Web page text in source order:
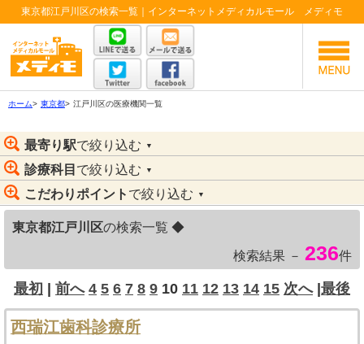
東京都江戸川区の検索一覧｜インターネットメディカルモール メディモ
ホーム> 東京都> 江戸川区の医療機関一覧
最寄り駅で絞り込む ▼
診療科目 で絞り込む ▼
こだわりポイント で絞り込む ▼
東京都江戸川区の検索一覧 ◆
検索結果 － 236件
最初 | 前へ 4 5 6 7 8 9 10 11 12 13 14 15 次へ|最後
西瑞江歯科診療所